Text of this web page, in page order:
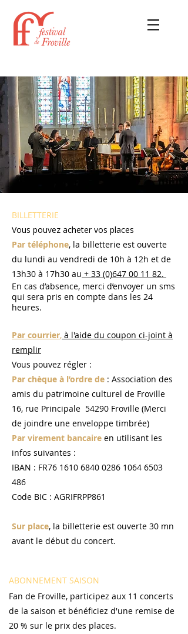
BILLETTERIE
Vous pouvez acheter vos places
Par téléphone, la billetterie est ouverte
du lundi au vendredi de 10h à 12h et de
13h30 à 17h30 au + 33 (0)647 00 11 82.
En cas d’absence, merci d’envoyer un sms
qui sera pris en compte dans les 24
heures.
Par courrier, à l'aide du coupon ci-joint à
remplir
Vous pouvez régler :
Par chèque à l’ordre de : Association des
amis du patrimoine culturel de Froville
16, rue Principale 54290 Froville (Merci
de joindre une enveloppe timbrée)
Par virement bancaire en utilisant les
infos suivantes :
IBAN : FR76 1610 6840 0286 1064 6503
486
Code BIC : AGRIFRPP861
Sur place, la billetterie est ouverte 30 mn
avant le début du concert.
ABONNEMENT SAISON
Fan de Froville, participez aux 11 concerts
de la saison et bénéficiez d'une remise de
20 % sur le prix des places.